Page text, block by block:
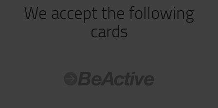
We accept the following
cards